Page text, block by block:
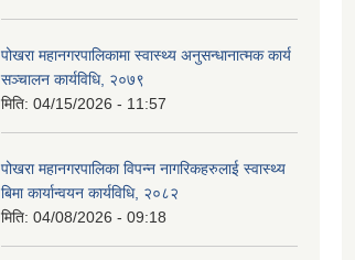
पोखरा महानगरपालिकामा स्वास्थ्य अनुसन्धानात्मक कार्य
सञ्चालन कार्यविधि, २०७९
मिति: 04/15/2026 - 11:57
पोखरा महानगरपालिका विपन्न नागरिकहरुलाई स्वास्थ्य
बिमा कार्यान्वयन कार्यविधि, २०८२
मिति: 04/08/2026 - 09:18